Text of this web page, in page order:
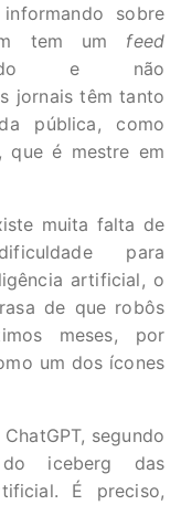
sobre
tem um feed
e não
jornais têm tanto
pública, como
que é mestre em
muita falta de
para
artificial, o
de que robôs
meses, por
um dos ícones
segundo
iceberg das
É preciso,